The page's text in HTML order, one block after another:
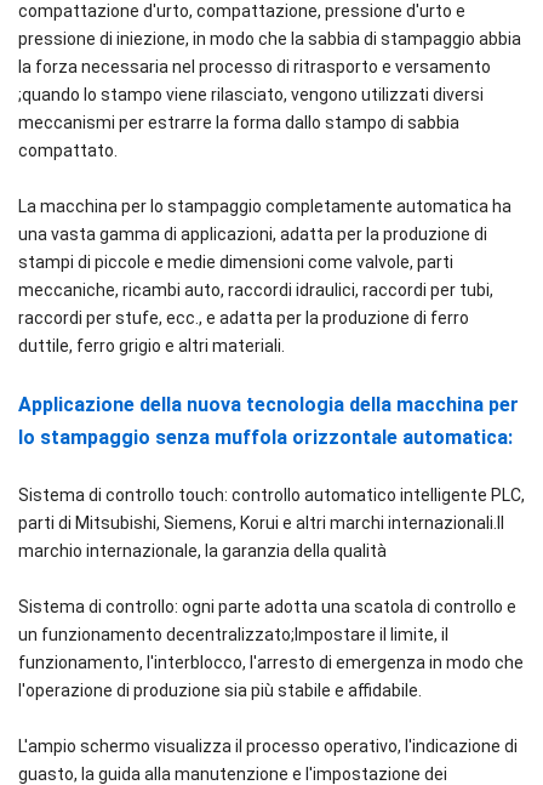
compattazione d'urto, compattazione, pressione d'urto e
pressione di iniezione, in modo che la sabbia di stampaggio abbia
la forza necessaria nel processo di ritrasporto e versamento
;quando lo stampo viene rilasciato, vengono utilizzati diversi
meccanismi per estrarre la forma dallo stampo di sabbia
compattato.
La macchina per lo stampaggio completamente automatica ha
una vasta gamma di applicazioni, adatta per la produzione di
stampi di piccole e medie dimensioni come valvole, parti
meccaniche, ricambi auto, raccordi idraulici, raccordi per tubi,
raccordi per stufe, ecc., e adatta per la produzione di ferro
duttile, ferro grigio e altri materiali.
Applicazione della nuova tecnologia della macchina per
lo stampaggio senza muffola orizzontale automatica:
Sistema di controllo touch: controllo automatico intelligente PLC,
parti di Mitsubishi, Siemens, Korui e altri marchi internazionali.Il
marchio internazionale, la garanzia della qualità
Sistema di controllo: ogni parte adotta una scatola di controllo e
un funzionamento decentralizzato;Impostare il limite, il
funzionamento, l'interblocco, l'arresto di emergenza in modo che
l'operazione di produzione sia più stabile e affidabile.
L'ampio schermo visualizza il processo operativo, l'indicazione di
guasto, la guida alla manutenzione e l'impostazione dei